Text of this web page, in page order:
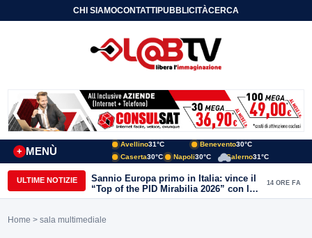
CHI SIAMOCONTATTIPUBBLICITÀCERCA
MENÙ
+
Avellino31°C Benevento30°C
Caserta30°C Napoli30°C Salerno31°C
ULTIME NOTIZIE
Sannio Europa primo in Italia: vince il
“Top of the PID Mirabilia 2026” con la
realtà virtuale nei musei del Sannio
14 ORE FA
Home > sala multimediale